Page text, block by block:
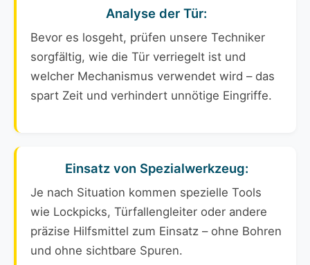
Analyse der Tür:
Bevor es losgeht, prüfen unsere Techniker
sorgfältig, wie die Tür verriegelt ist und
welcher Mechanismus verwendet wird – das
spart Zeit und verhindert unnötige Eingriffe.
Einsatz von Spezialwerkzeug:
Je nach Situation kommen spezielle Tools
wie Lockpicks, Türfallengleiter oder andere
präzise Hilfsmittel zum Einsatz – ohne Bohren
und ohne sichtbare Spuren.